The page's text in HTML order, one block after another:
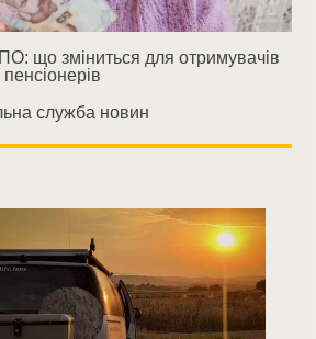
що зміниться для отримувачів
пенсіонерів
служба новин